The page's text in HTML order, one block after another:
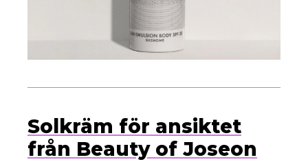
Solkräm för ansiktet
från Beauty of Joseon